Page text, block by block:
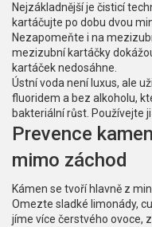
Nejzákladnější je čisticí
kartáčujte po dobu dvou
Nezapomeňte i na
mezizubní kartáčky
kartáček nedosáhne.
Ústní voda není luxus, ale
fluoridem a bez alkoholu,
bakteriální růst. Používejte
Prevence
mimo záchod
Kámen se tvoří hlavně z
Omezte sladké limonády,
jíme více čerstvého ovoce,